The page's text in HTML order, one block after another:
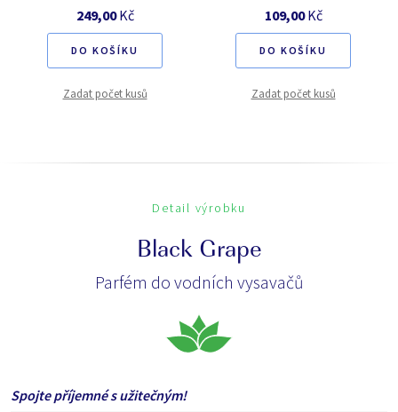
249,00Kč
DO KOŠÍKU
Zadat počet kusů
109,00Kč
DO KOŠÍKU
Zadat počet kusů
Detail výrobku
Black Grape
Parfém do vodních vysavačů
Spojte příjemné s užitečným!